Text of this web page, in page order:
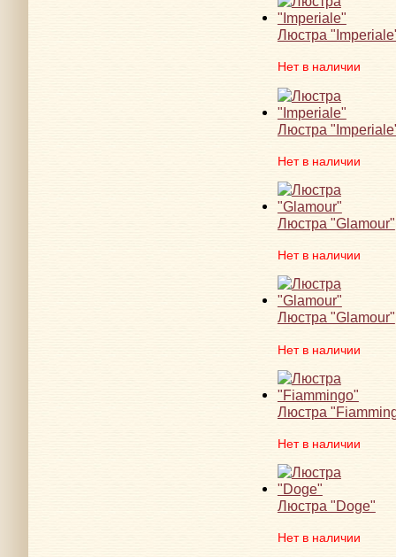
Люстра
Нет в наличии
Люстра
Нет в наличии
Люстра "Glamour"
Нет в наличии
Люстра "Glamour"
Нет в наличии
Люстра
Нет в наличии
Люстра "Doge"
Нет в наличии